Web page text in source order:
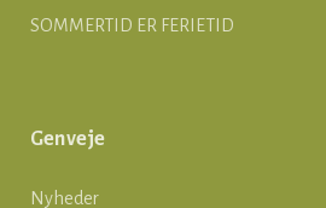
SOMMERTID ER FERIETID
Genveje
Nyheder